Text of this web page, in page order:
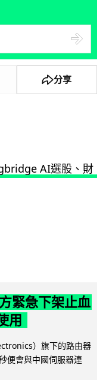
分享
緊急下架止血
用
）旗下的路由器
便會與中國伺服器連